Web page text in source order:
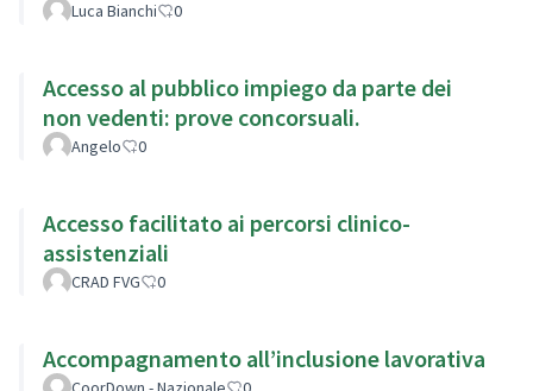
Luca Bianchi 0
Accesso al pubblico impiego da parte dei
non vedenti: prove concorsuali.
Angelo 0
Accesso facilitato ai percorsi clinico-
assistenziali
CRAD FVG 0
Accompagnamento all’inclusione lavorativa